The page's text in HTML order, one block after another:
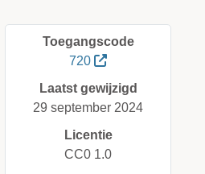
Toegangscode
720
Laatst gewijzigd
29 september 2024
Licentie
CC0 1.0